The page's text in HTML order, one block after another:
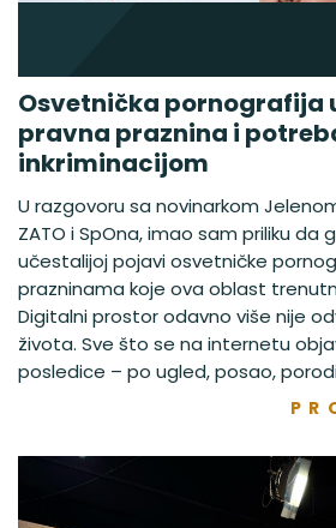
Osvetnička pornografija
pravna praznina i
inkriminacijom
U razgovoru sa novinarkom
ZATO i SpOna, imao sam priliku da
učestalijoj pojavi osvetničke
prazninama koje ova oblast
Digitalni prostor odavno više nije
života. Sve što se na internetu
posledice – po ugled, posao,